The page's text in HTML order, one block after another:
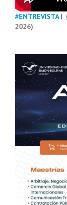
#ENTREVISTA|
2026)